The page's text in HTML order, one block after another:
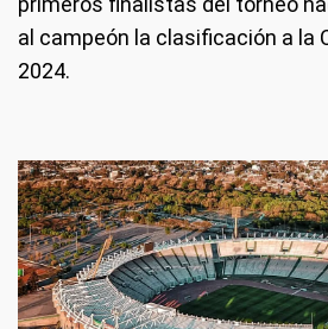
al campeón la clasificación a la
2024.